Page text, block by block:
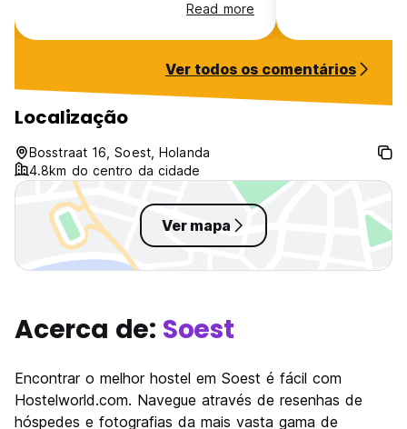
Read more
Ver todos os comentários
Localização
Bosstraat 16, Soest, Holanda
4.8km do centro da cidade
Ver mapa
Acerca de: Soest
Encontrar o melhor hostel em Soest é fácil com
Hostelworld.com. Navegue através de resenhas de
hóspedes e fotografias da mais vasta gama de